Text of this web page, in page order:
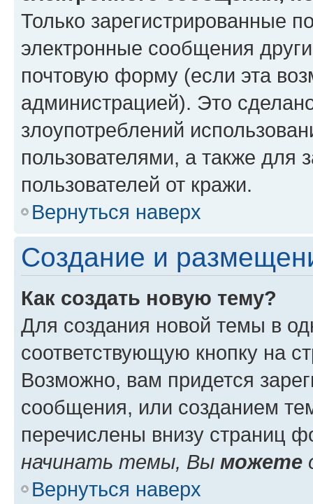
Только зарегистрированные
электронные сообщения
почтовую форму (если эта
администрацией). Это
злоупотреблений
пользователями, а также для
пользователей от кражи.
Вернуться наверх
Создание и
Как создать новую тему?
Для создания новой темы в
соответствующую кнопку на
Возможно, вам придется
сообщения, или созданием
перечислены внизу страниц
начинать темы, Вы можете
Вернуться наверх